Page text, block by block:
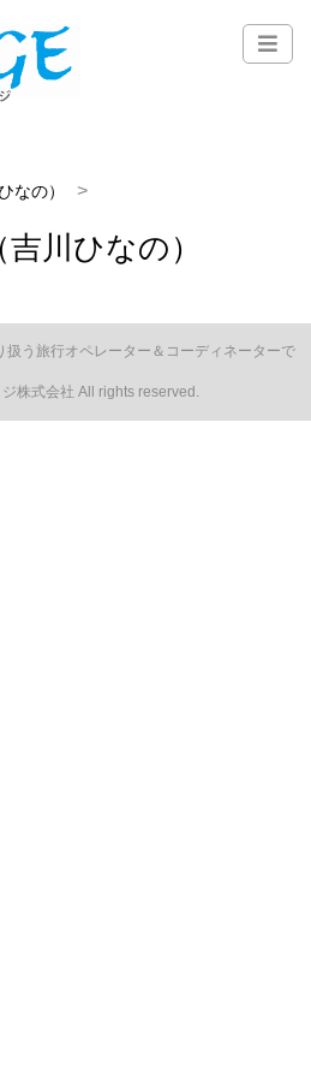
なの）
川ひなの）
扱う旅行オペレーター＆コーディネーターで
株式会社 All rights reserved.